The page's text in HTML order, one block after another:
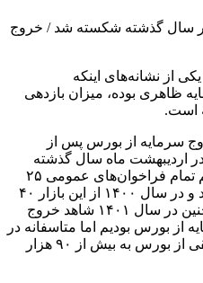
از نشانه‌های اینکه
ظاهری بوده، میزان بازدهی
است.
سرمایه از بورس پس از
اردیبهشت ماه سال گذشته
اظهار داشت: در سال ۹۹ علی‌رغم تمام فراخوان‌های عمومی ۲۵
هزار میلیارد تومان وارد بورس شد و در سال ۱۴۰۰ از این بازار ۴۰
هزار میلیارد تومان خارج شد. همچنین در سال ۱۴۰۱ شاهد خروج
از بورس بودیم اما متاسفانه در
سال ۱۴۰۲ میزان خروج پول حقیقی از بورس به بیش از ۹۰ هزار